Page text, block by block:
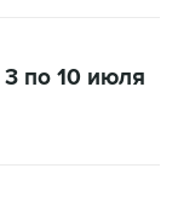
по 10 июля